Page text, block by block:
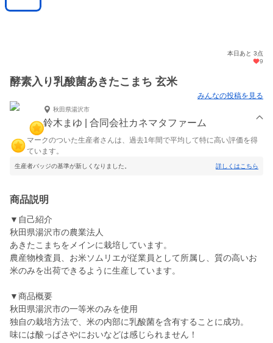
本日あと 3点
9
酵素入り乳酸菌あきたこまち 玄米
みんなの投稿を見る
秋田県湯沢市
鈴木まゆ | 合同会社カネマタファーム
マークのついた生産者さんは、過去1年間で平均して特に高い評価を得
ています。
生産者バッジの基準が新しくなりました。 詳しくはこちら
商品説明
▼自己紹介
秋田県湯沢市の農業法人
あきたこまちをメインに栽培しています。
農産物検査員、お米ソムリエが従業員として所属し、質の高いお
米のみを出荷できるように生産しています。
▼商品概要
秋田県湯沢市の一等米のみを使用
独自の栽培方法で、米の内部に乳酸菌を含有することに成功。
味には酸っぱさやにおいなどは感じられません！